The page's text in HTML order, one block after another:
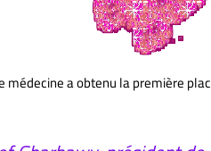
médecine a obtenu la première